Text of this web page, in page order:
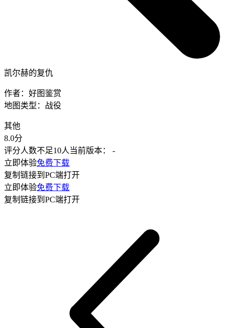
凯尔赫的复仇
作者： 好图鉴赏
地图类型： 战役
其他
8.0分
评分人数不足10人 当前版本：
-
立即体验免费下载
复制链接到PC端打开
立即体验免费下载
复制链接到PC端打开